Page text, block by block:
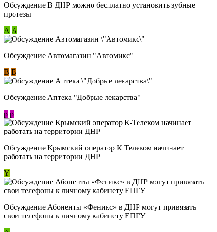
Обсуждение В ДНР можно бесплатно установить зубные
протезы
А А
Обсуждение Автомагазин "Автомикс"
В В
Обсуждение Аптека "Добрые лекарства"
p p
Обсуждение Крымский оператор К-Телеком начинает
работать на территории ДНР
Y
Обсуждение ​Абоненты «Феникс» в ДНР могут привязать
свои телефоны к личному кабинету ЕПГУ